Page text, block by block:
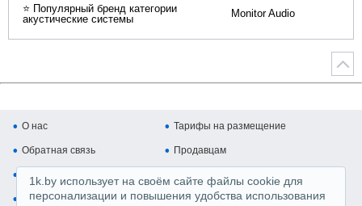
⭐ Популярный бренд категории
акустические системы
Monitor Audio
1k.by использует на своём сайте файлы cookie для
персонализации и повышения удобства использования
О нас Тарифы на размещение
Обратная связь Продавцам
Карта сайта Медийная реклама